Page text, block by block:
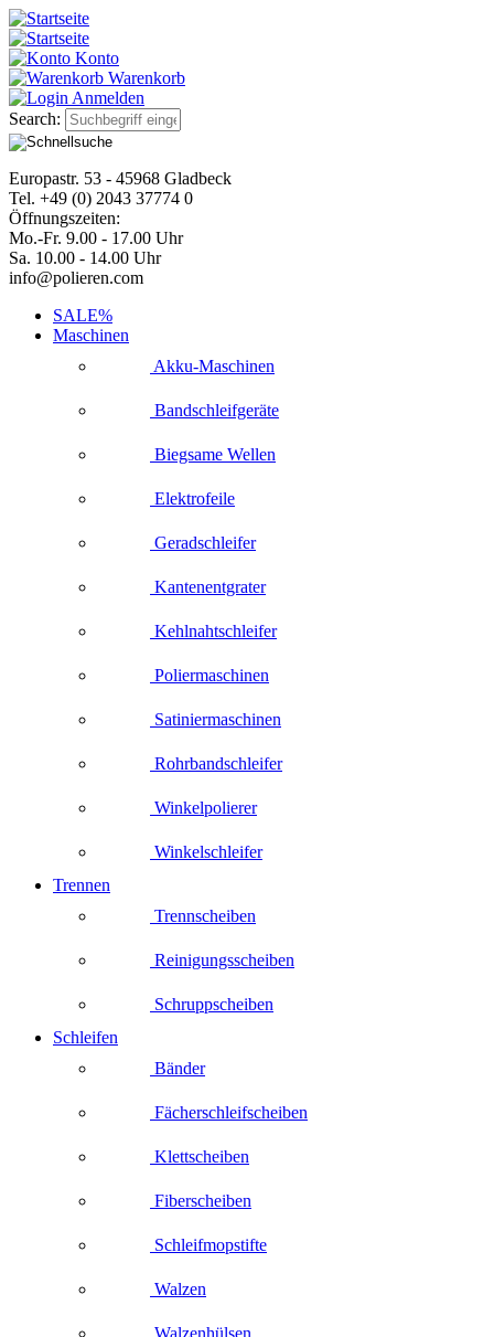
Konto
Warenkorb
Anmelden
Search:
Europastr. 53 - 45968 Gladbeck
Tel. +49 (0) 2043 37774 0
Öffnungszeiten:
Mo.-Fr. 9.00 - 17.00 Uhr
Sa. 10.00 - 14.00 Uhr
info@polieren.com
SALE%
Maschinen
Akku-Maschinen
Bandschleifgeräte
Biegsame Wellen
Elektrofeile
Geradschleifer
Kantenentgrater
Kehlnahtschleifer
Poliermaschinen
Satiniermaschinen
Rohrbandschleifer
Winkelpolierer
Winkelschleifer
Trennen
Trennscheiben
Reinigungsscheiben
Schruppscheiben
Schleifen
Bänder
Fächerschleifscheiben
Klettscheiben
Fiberscheiben
Schleifmopstifte
Walzen
Walzenhülsen